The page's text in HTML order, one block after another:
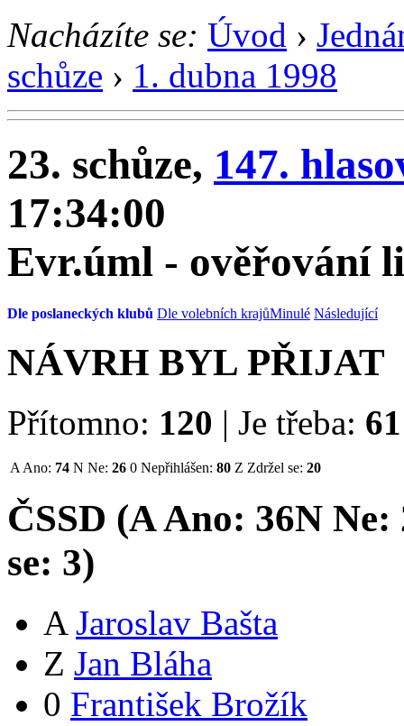
Nacházíte se: Úvod ›
schůze › 1. dubna 1998
23. schůze, 147.
17:34:00
Evr.úml - ověřování
Dle poslaneckých klubů Dle volebních krajůMinulé Následující
NÁVRH BYL PŘIJAT
Přítomno: 120 | Je třeba: 61
A Ano: 74 N Ne: 26 0 Nepřihlášen: 80 Z Zdržel se: 20
ČSSD (AAno: 36N Ne:
se: 3)
A Jaroslav Bašta
Z Jan Bláha
0 František Brožík